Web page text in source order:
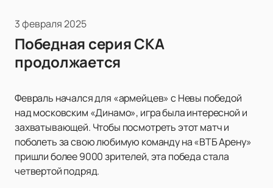
3 февраля 2025
Победная серия СКА
продолжается
Февраль начался для «армейцев» с Невы победой
над московским «Динамо», игра была интересной и
захватывающей. Чтобы посмотреть этот матч и
поболеть за свою любимую команду на «ВТБ Арену»
пришли более 9000 зрителей, эта победа стала
четвертой подряд.